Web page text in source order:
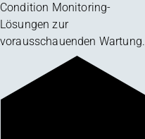
Condition Monitoring-
Lösungen zur
vorausschauenden Wartung.